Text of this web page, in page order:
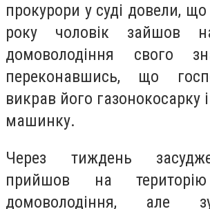
прокурори у суді довели, що
року чоловік зайшов
домоволодіння свого
переконавшись, що
викрав його газонокосарку
машинку.
Через тиждень
прийшов на
домоволодіння, але